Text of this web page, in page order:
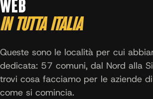
WEB
IN TUTTA ITALIA
Queste sono le località per cui
dedicata: 57 comuni, dal Nord alla
trovi cosa facciamo per le aziende
come si comincia.